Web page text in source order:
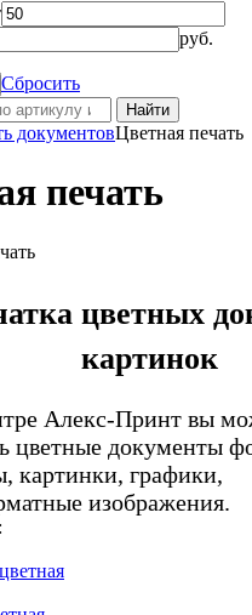
руб.
Сбросить
Найти
документовЦветная печать
печать
цветных
картинок
Алекс-Принт вы
цветные документы
картинки, графики,
изображения.